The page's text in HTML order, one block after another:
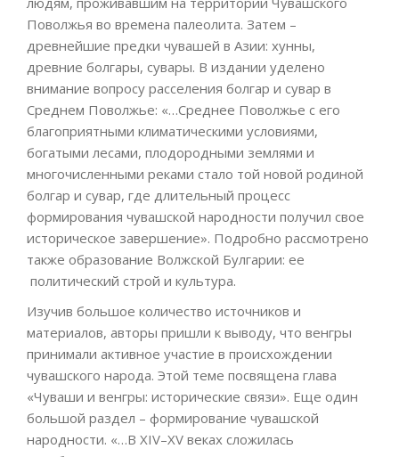
Поволжья во времена палеолита. Затем –
древнейшие предки чувашей в Азии: хунны,
древние болгары, сувары. В издании уделено
внимание вопросу расселения болгар и сувар в
Среднем Поволжье: «…Среднее Поволжье с его
благоприятными климатическими условиями,
богатыми лесами, плодородными землями и
многочисленными реками стало той новой родиной
болгар и сувар, где длительный процесс
формирования чувашской народности получил свое
историческое завершение». Подробно рассмотрено
также образование Волжской Булгарии: ее
политический строй и культура.
Изучив большое количество источников и
материалов, авторы пришли к выводу, что венгры
принимали активное участие в происхождении
чувашского народа. Этой теме посвящена глава
«Чуваши и венгры: исторические связи». Еще один
большой раздел – формирование чувашской
народности. «…В XIV–XV веках сложилась